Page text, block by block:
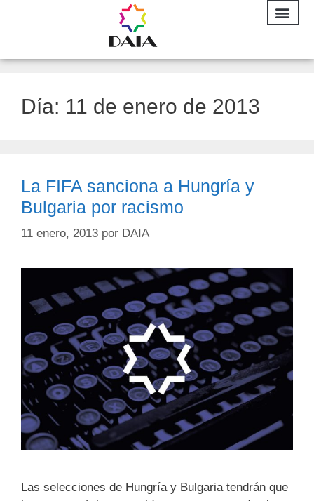
Día: 11 de enero de 2013
La FIFA sanciona a Hungría y
Bulgaria por racismo
11 enero, 2013 por DAIA
Las selecciones de Hungría y Bulgaria tendrán que